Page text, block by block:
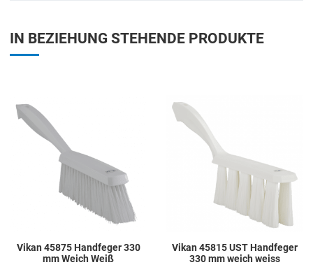
IN BEZIEHUNG STEHENDE PRODUKTE
Add to Wishlist
Add to Compare
Vikan 45875 Handfeger 330
mm Weich Weiß
Vikan 45815 UST Handfeger
330 mm weich weiss